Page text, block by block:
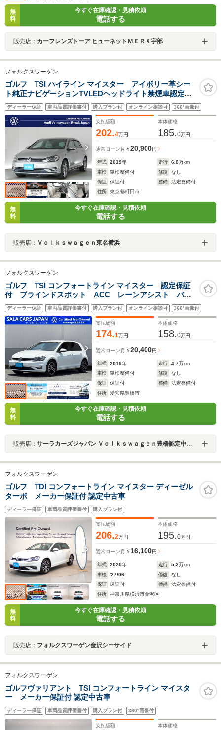
無
料
今すぐ在庫確認・見積依頼
電話する
販売店： カーフレンズトーア ヒューネットＭＥＲＸ宇部
フォルクスワーゲン
ゴルフ TSI ハイライン マイスター アイボリー革シー
ト純正ナビゲーションTVLEDヘッドライト禁煙車認定中
古車
ディーラー保証 車両品質評価書付 購入プラン付 オンライン相談可 360°画像付
支払総額
202.4万円
本体価格
185.0万円
通常ローン 月々20,900円
年式 2019年 走行 6.0万km
車検
車検整備付 修復
なし
保証
保証付 整備
法定整備付
住所
東京都町田市
無
料
今すぐ在庫確認・見積依頼
電話する
販売店： Ｖｏｌｋｓｗａｇｅｎ東名横浜
フォルクスワーゲン
ゴルフ TSI コンフォートライン マイスター 認定保証
付 ブラインドスポット ACC レーンアシスト バッ
クカメラ リヤトラフィックアラート パーキングセン
サー デジタルメーター LEDヘッドライト App-
Connect パドルシフト ETC TV/CD/DVD 禁煙
ディーラー保証 車両品質評価書付 購入プラン付 オンライン相談可 360°画像付
支払総額
174.1万円
本体価格
158.0万円
通常ローン 月々20,400円
年式 2019年 走行 4.7万km
車検
車検整備付 修復
なし
保証
保証付 整備
法定整備付
住所
愛知県豊橋市
無
料
今すぐ在庫確認・見積依頼
電話する
販売店： サーラカーズジャパン Ｖｏｌｋｓｗａｇｅｎ豊橋認定中古車センター
フォルクスワーゲン
ゴルフ TDI コンフォートライン マイスター ディーゼル
ターボ メーカー保証付 認定中古車
ディーラー保証 車両品質評価書付 購入プラン付
支払総額
206.2万円
本体価格
195.0万円
通常ローン 月々 16,100円
年式 2020年 走行 5.2万km
車検
'27/06 修復
なし
保証
保証付 整備
法定整備付
住所
神奈川県横浜市金沢区
無
料
今すぐ在庫確認・見積依頼
電話する
販売店： フォルクスワーゲン金沢シーサイド
フォルクスワーゲン
ゴルフヴァリアント TSI コンフォートライン マイスタ
ー メーカー保証付 認定中古車
ディーラー保証 車両品質評価書付 購入プラン付 360°画像付
支払総額 本体価格